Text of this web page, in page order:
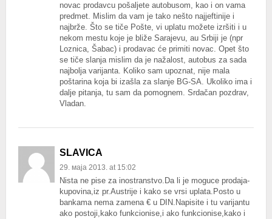
novac prodavcu pošaljete autobusom, kao i on vama
predmet. Mislim da vam je tako nešto najjeftinije i
najbrže. Što se tiče Pošte, vi uplatu možete izršiti i u
nekom mestu koje je bliže Sarajevu, au Srbiji je (npr
Loznica, Šabac) i prodavac će primiti novac. Opet što
se tiče slanja mislim da je nažalost, autobus za sada
najbolja varijanta. Koliko sam upoznat, nije mala
poštarina koja bi izašla za slanje BG-SA. Ukoliko ima i
dalje pitanja, tu sam da pomognem. Srdačan pozdrav,
Vladan.
SLAVICA
29. маја 2013. at 15:02
Nista ne pise za inostranstvo.Da li je moguce prodaja-
kupovina,iz pr.Austrije i kako se vrsi uplata.Posto u
bankama nema zamena € u DIN.Napisite i tu varijantu
ako postoji,kako funkcionise,i ako funkcionise,kako i